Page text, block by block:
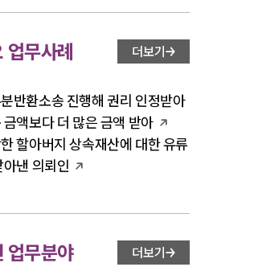
업무사례 더보기
반환소송 진행해 권리 인정받아
금액보다 더 많은 금액 받아
할아버지 상속재산에 대한 유류
아낸 의뢰인
업무분야 더보기